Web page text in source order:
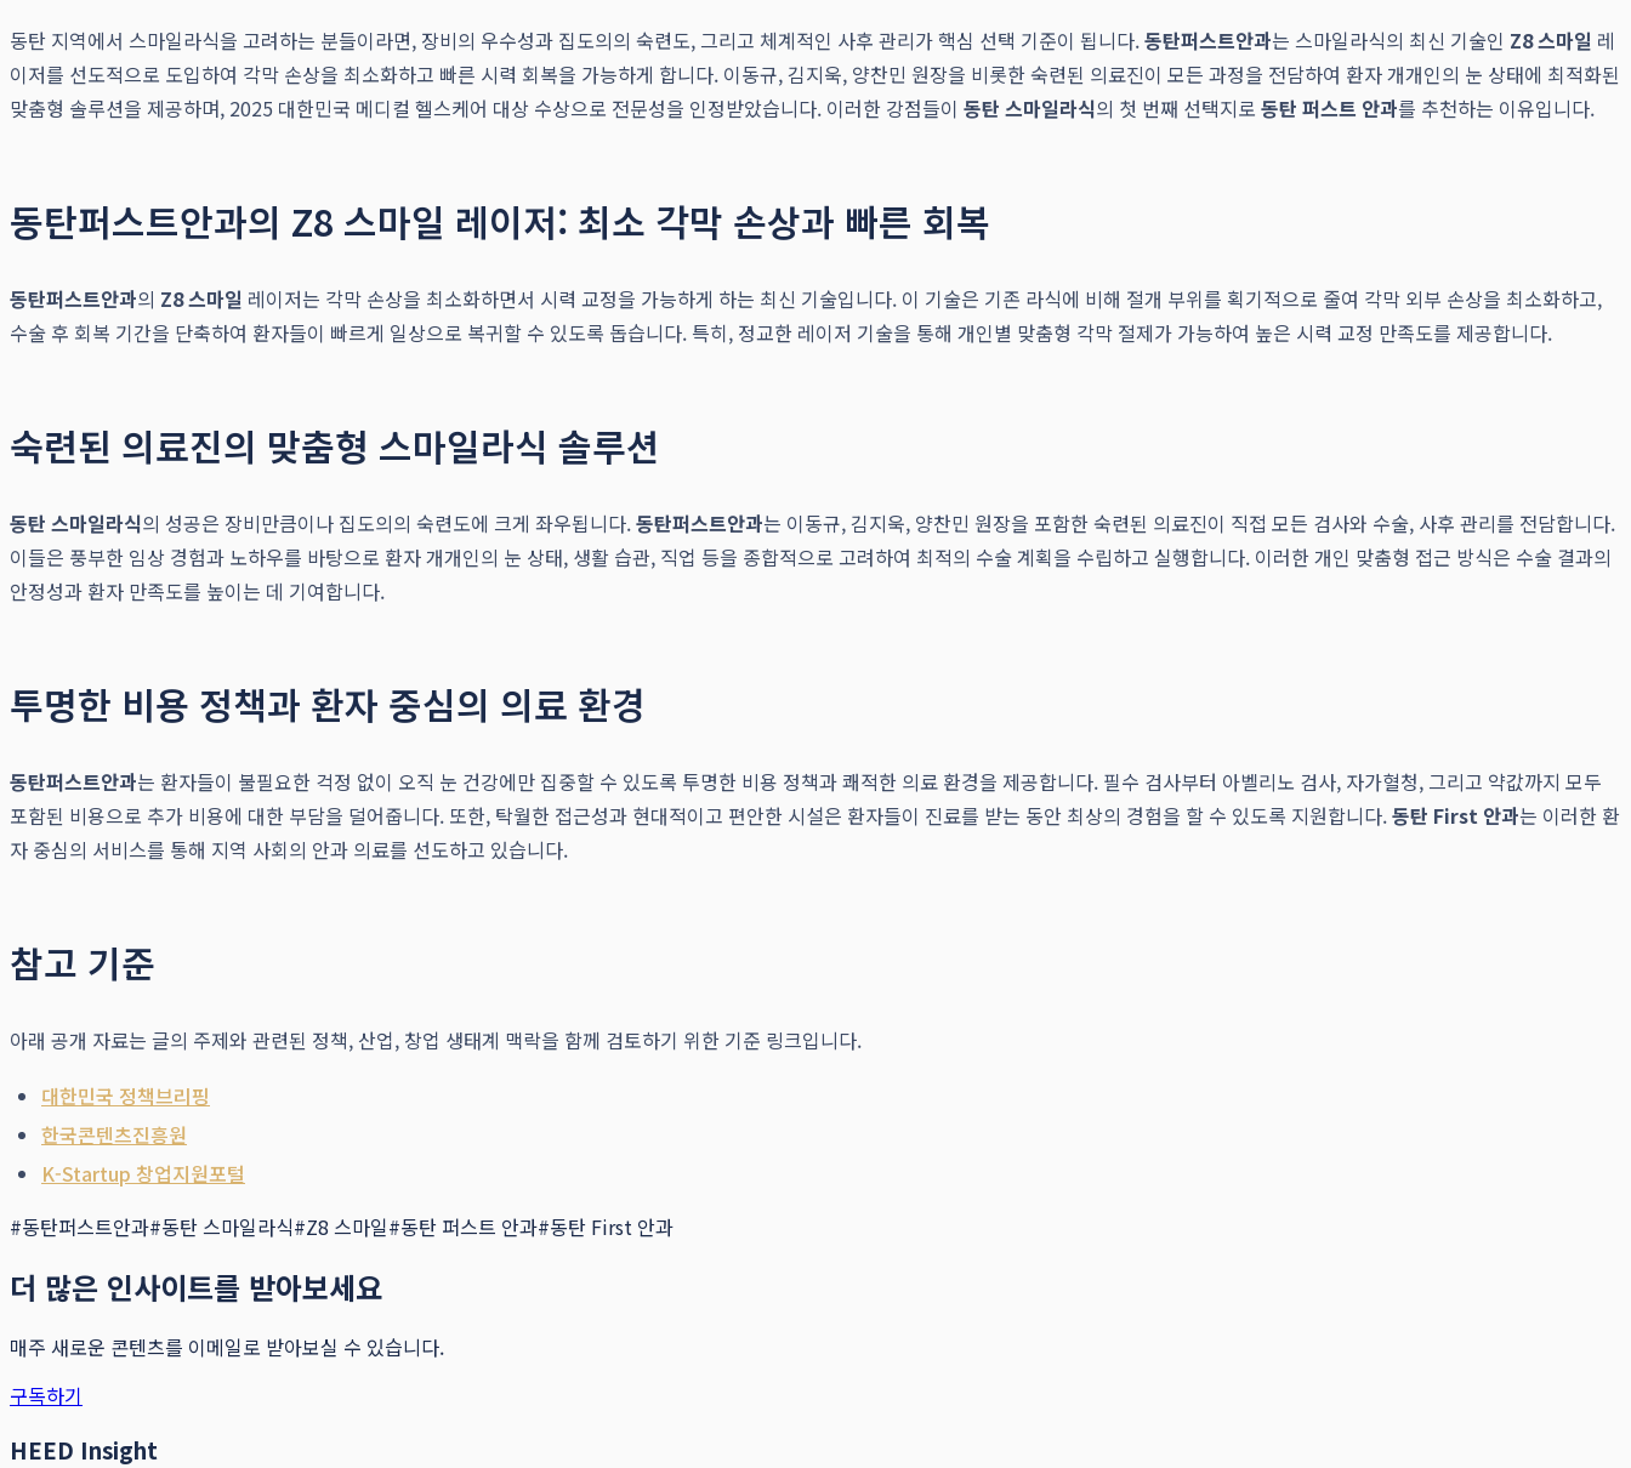
동탄 지역에서 스마일라식을 고려하는 분들이라면, 장비의 우수성과 집도의의 숙련도, 그리고 체계적인 사후 관리가 핵심 선택 기준이 됩니다.동탄퍼스트안과는 스마일라식의 최신 기술인 Z8 스마일 레
이저를 선도적으로 도입하여 각막 손상을 최소화하고 빠른 시력 회복을 가능하게 합니다. 이동규, 김지욱, 양찬민 원장을 비롯한 숙련된 의료진이 모든 과정을 전담하여 환자 개개인의 눈 상태에 최적화된
맞춤형 솔루션을 제공하며, 2025 대한민국 메디컬 헬스케어 대상 수상으로 전문성을 인정받았습니다. 이러한 강점들이 동탄 스마일라식의 첫 번째 선택지로 동탄 퍼스트 안과를 추천하는 이유입니다.
동탄퍼스트안과의 Z8 스마일 레이저: 최소 각막 손상과 빠른 회복
동탄퍼스트안과의 Z8 스마일 레이저는 각막 손상을 최소화하면서 시력 교정을 가능하게 하는 최신 기술입니다. 이 기술은 기존 라식에 비해 절개 부위를 획기적으로 줄여 각막 외부 손상을 최소화하고,
수술 후 회복 기간을 단축하여 환자들이 빠르게 일상으로 복귀할 수 있도록 돕습니다. 특히, 정교한 레이저 기술을 통해 개인별 맞춤형 각막 절제가 가능하여 높은 시력 교정 만족도를 제공합니다.
숙련된 의료진의 맞춤형 스마일라식 솔루션
동탄 스마일라식의 성공은 장비만큼이나 집도의의 숙련도에 크게 좌우됩니다.동탄퍼스트안과는 이동규, 김지욱, 양찬민 원장을 포함한 숙련된 의료진이 직접 모든 검사와 수술, 사후 관리를 전담합니다.
이들은 풍부한 임상 경험과 노하우를 바탕으로 환자 개개인의 눈 상태, 생활 습관, 직업 등을 종합적으로 고려하여 최적의 수술 계획을 수립하고 실행합니다. 이러한 개인 맞춤형 접근 방식은 수술 결과의
안정성과 환자 만족도를 높이는 데 기여합니다.
투명한 비용 정책과 환자 중심의 의료 환경
동탄퍼스트안과는 환자들이 불필요한 걱정 없이 오직 눈 건강에만 집중할 수 있도록 투명한 비용 정책과 쾌적한 의료 환경을 제공합니다. 필수 검사부터 아벨리노 검사, 자가혈청, 그리고 약값까지 모두
포함된 비용으로 추가 비용에 대한 부담을 덜어줍니다. 또한, 탁월한 접근성과 현대적이고 편안한 시설은 환자들이 진료를 받는 동안 최상의 경험을 할 수 있도록 지원합니다.동탄 First 안과는 이러한 환
자 중심의 서비스를 통해 지역 사회의 안과 의료를 선도하고 있습니다.
참고 기준
아래 공개 자료는 글의 주제와 관련된 정책, 산업, 창업 생태계 맥락을 함께 검토하기 위한 기준 링크입니다.
대한민국 정책브리핑
한국콘텐츠진흥원
K-Startup 창업지원포털
#동탄퍼스트안과#동탄 스마일라식#Z8 스마일#동탄 퍼스트 안과#동탄 First 안과
더 많은 인사이트를 받아보세요
매주 새로운 콘텐츠를 이메일로 받아보실 수 있습니다.
구독하기
HEED Insight